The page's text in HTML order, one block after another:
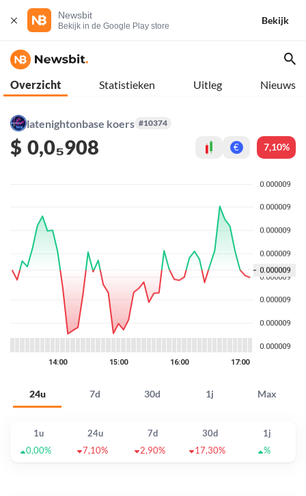
Newsbit
Bekijk in de Google Play store
Bekijk
Overzicht Statistieken Uitleg Nieuws
latenightonbase koers #10374
$ 0,0₅908 € 7,10%
24u 7d 30d 1j Max
1u 24u 7d 30d
1j
0,00%
7,10% 2,90% 17,30% %